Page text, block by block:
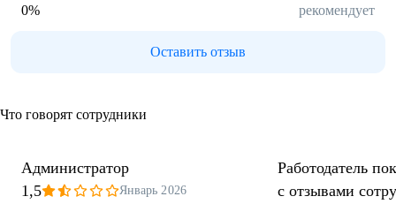
0% рекомендует
Оставить отзыв
Что говорят сотрудники
Администратор
1,5
Январь 2026
Работодатель
с отзывами